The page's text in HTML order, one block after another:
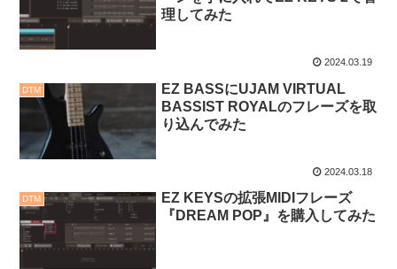
理してみた
2024.03.19
DTM
EZ BASSにUJAM VIRTUAL
BASSIST ROYALのフレーズを取
り込んでみた
2024.03.18
DTM
EZ KEYSの拡張MIDIフレーズ
『DREAM POP』を購入してみた